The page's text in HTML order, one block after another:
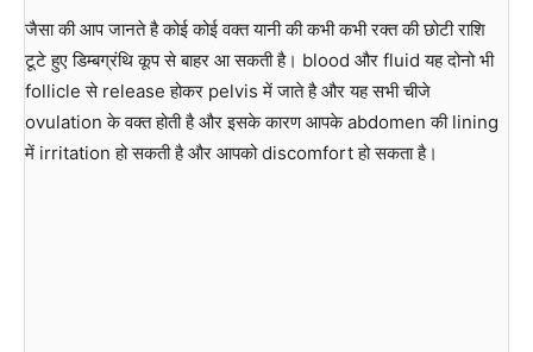
जैसा की आप जानते है कोई कोई वक्त यानी की कभी कभी रक्त की छोटी राशि
टूटे हुए डिम्बग्रंथि कूप से बाहर आ सकती है। blood और fluid यह दोनो भी
follicle से release होकर pelvis में जाते है और यह सभी चीजे
ovulation के वक्त होती है और इसके कारण आपके abdomen की lining
में irritation हो सकती है और आपको discomfort हो सकता है।